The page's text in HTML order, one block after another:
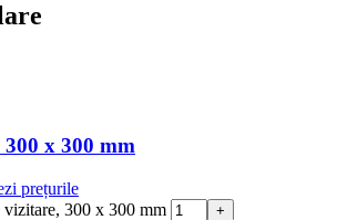
x 300 mm
prețurile
vizitare, 300 x 300 mm